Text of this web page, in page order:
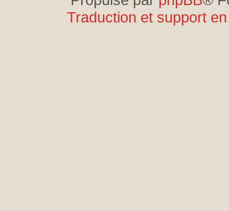
Traduction et support